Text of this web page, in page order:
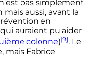
pas simplement
aussi, avant la
en
auraient pu aider
colonne)[9]. Le
mais Fabrice